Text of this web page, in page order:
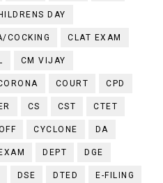
DAY
COCKING CLAT EXAM
CM VIJAY
COURT CPD
CS CST CTET
CYCLONE DA
DEPT DGE
DSE DTED E-FILING